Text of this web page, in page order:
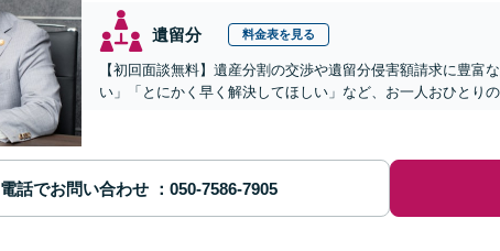
遺留分 料金表を見る
【初回面談無料】遺産分割の交渉や遺留分侵害額請求に豊富
い」「とにかく早く解決してほしい」など、お一人おひとり
電話でお問い合わせ